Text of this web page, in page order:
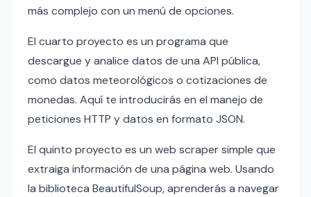
más complejo con un menú de opciones.
El cuarto proyecto es un programa que
descargue y analice datos de una API pública,
como datos meteorológicos o cotizaciones de
monedas. Aquí te introducirás en el manejo de
peticiones HTTP y datos en formato JSON.
El quinto proyecto es un web scraper simple que
extraiga información de una página web. Usando
la biblioteca BeautifulSoup, aprenderás a navegar